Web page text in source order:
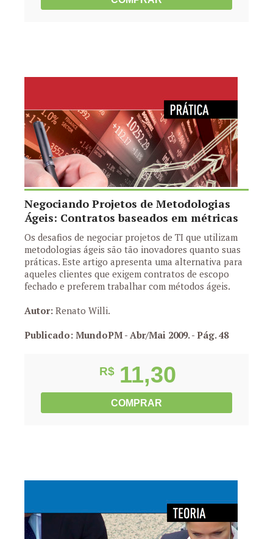
Negociando Projetos de Metodologias
Ágeis: Contratos baseados em métricas
Os desafios de negociar projetos de TI que utilizam
metodologias ágeis são tão inovadores quanto suas
práticas. Este artigo apresenta uma alternativa para
aqueles clientes que exigem contratos de escopo
fechado e preferem trabalhar com métodos ágeis.
Autor: Renato Willi.
Publicado: MundoPM - Abr/Mai 2009.- Pág. 48
R$ 11,30
COMPRAR